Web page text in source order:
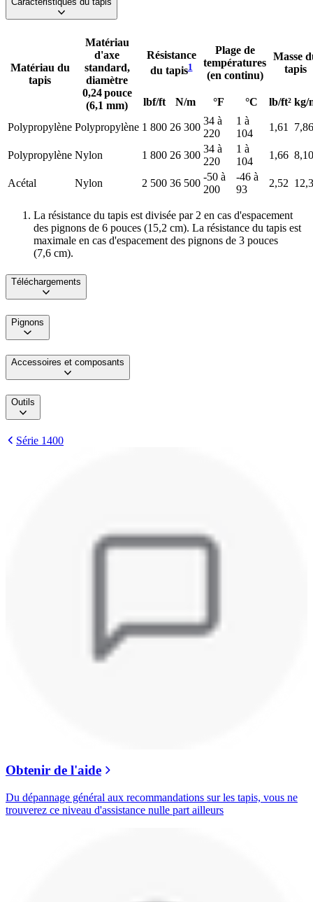
Matériau du
tapis
Matériau
d'axe
standard,
diamètre
0,24 pouce
(6,1 mm)
Résistance
du tapis1
Plage de
températures
(en continu)
Masse
tapis
lbf/ft N/m °F °C lb/ft² kg/
Polypropylène Polypropylène 1 800 26 300
34 à
220
1 à
104
1,61 7,86
Polypropylène Nylon 1 800 26 300
34 à
220
1 à
104
1,66 8,10
Acétal Nylon 2 500 36 500
-50 à
200
-46 à
93
2,52
La résistance du tapis est divisée par 2 en cas d'espacement
des pignons de 6 pouces (15,2 cm). La résistance du tapis est
maximale en cas d'espacement des pignons de 3 pouces
(7,6 cm).
Téléchargements
Pignons
Accessoires et composants
Outils
Série 1400
Obtenir de l'aide
Du dépannage général aux recommandations sur les tapis, vous ne
trouverez ce niveau d'assistance nulle part ailleurs